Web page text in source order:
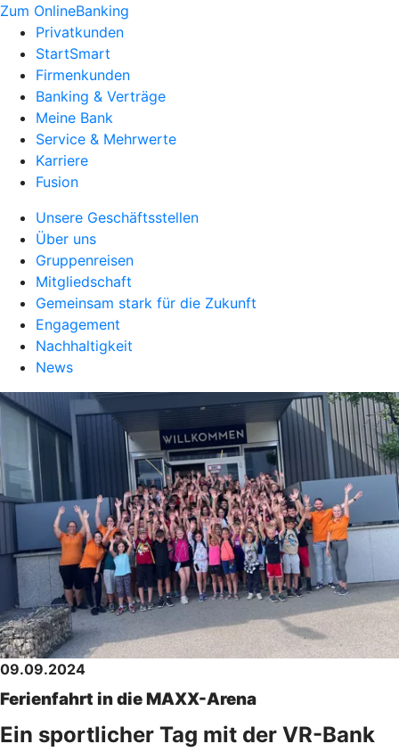
Zum OnlineBanking
Privatkunden
StartSmart
Firmenkunden
Banking & Verträge
Meine Bank
Service & Mehrwerte
Karriere
Fusion
Unsere Geschäftsstellen
Über uns
Gruppenreisen
Mitgliedschaft
Gemeinsam stark für die Zukunft
Engagement
Nachhaltigkeit
News
09.09.2024
Ferienfahrt in die MAXX-Arena
Ein sportlicher Tag mit der VR-Bank